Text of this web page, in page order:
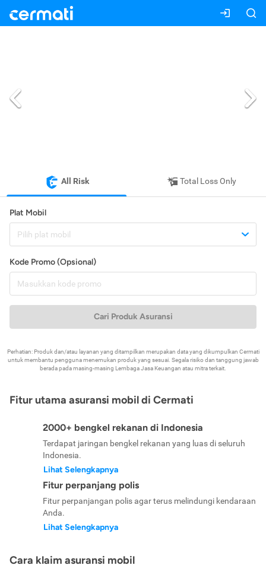
All Risk Total Loss Only
Plat Mobil
Pilih plat mobil
Kode Promo (Opsional)
Cari Produk Asuransi
Perhatian: Produk dan/atau layanan yang ditampilkan merupakan data yang dikumpulkan Cermati
untuk membantu pengguna menemukan produk yang sesuai. Segala risiko dan tanggung jawab
berada pada masing-masing Lembaga Jasa Keuangan atau mitra terkait.
Fitur utama asuransi mobil di Cermati
2000+ bengkel rekanan di Indonesia
Terdapat jaringan bengkel rekanan yang luas di seluruh
Indonesia.
Lihat Selengkapnya
Fitur perpanjang polis
Fitur perpanjangan polis agar terus melindungi kendaraan
Anda.
Lihat Selengkapnya
Cara klaim asuransi mobil